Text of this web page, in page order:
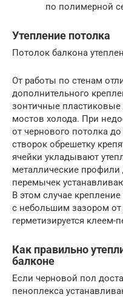
по полимерной
Утепление потолка
Потолок балкона
От работы по стенам
дополнительного
зонтичные
мостов холода. При
от чернового потолка
створок обрешетку
ячейки укладывают
металлические профили
перемычек
В этом случае
с небольшим зазором от
герметизируется клеем-
Как правильно
балконе
Если черновой пол
пеноплекса